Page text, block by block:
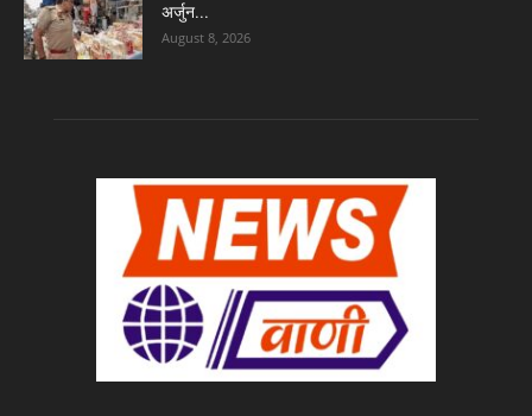
अर्जुन...
August 8, 2026